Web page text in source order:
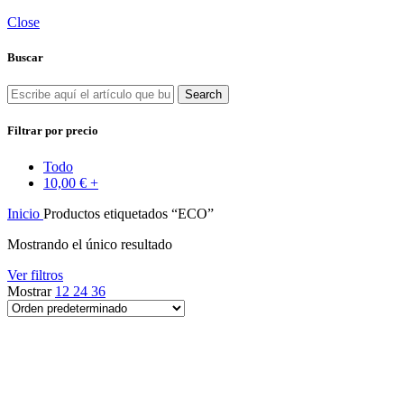
Close
Buscar
Search
Filtrar por precio
Todo
10,00 € +
Inicio Productos etiquetados “ECO”
Mostrando el único resultado
Ver filtros
Mostrar 12 24 36